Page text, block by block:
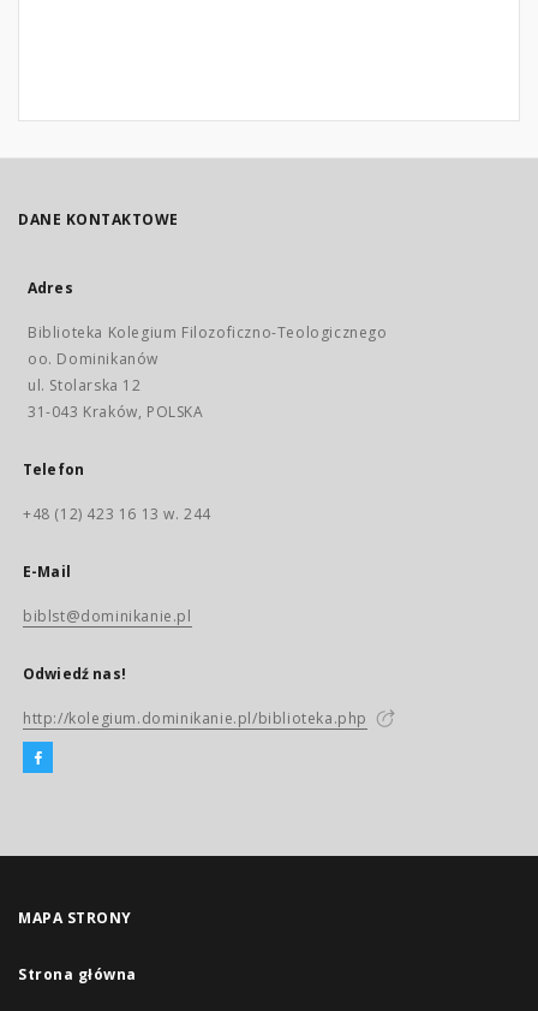
DANE KONTAKTOWE
Adres
Biblioteka Kolegium Filozoficzno-Teologicznego
oo. Dominikanów
ul. Stolarska 12
31-043 Kraków, POLSKA
Telefon
+48 (12) 423 16 13 w. 244
E-Mail
biblst@dominikanie.pl
Odwiedź nas!
http://kolegium.dominikanie.pl/biblioteka.php
MAPA STRONY
Strona główna